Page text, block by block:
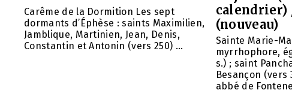
Carême de la Dormition Les sept
dormants d’Éphèse : saints Maximilien,
Jamblique, Martinien, Jean, Denis,
Constantin et Antonin (vers 250) ...
calendrier)
(nouveau)
Sainte Marie-
myrrhophore,
s.) ; saint
Besançon (vers
abbé de